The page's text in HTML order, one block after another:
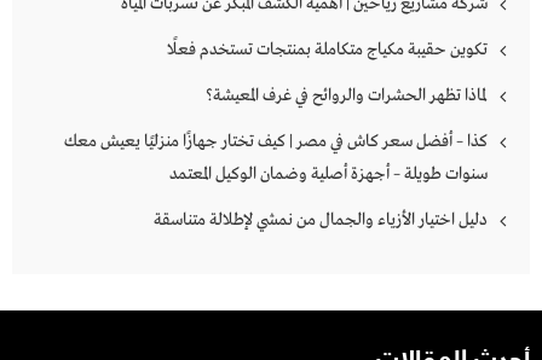
تكوين حقيبة مكياج متكاملة بمنتجات تستخدم فعلًا
لماذا تظهر الحشرات والروائح في غرف المعيشة؟
كذا – أفضل سعر كاش في مصر | كيف تختار جهازًا منزليًا يعيش معك
سنوات طويلة – أجهزة أصلية وضمان الوكيل المعتمد
دليل اختيار الأزياء والجمال من نمشي لإطلالة متناسقة